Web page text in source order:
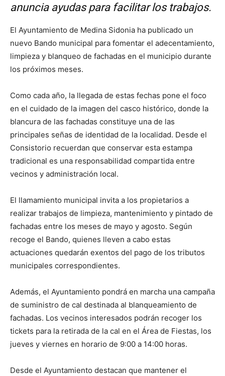
anuncia ayudas para facilitar los trabajos.
El Ayuntamiento de Medina Sidonia ha publicado un
nuevo Bando municipal para fomentar el adecentamiento,
limpieza y blanqueo de fachadas en el municipio durante
los próximos meses.
Como cada año, la llegada de estas fechas pone el foco
en el cuidado de la imagen del casco histórico, donde la
blancura de las fachadas constituye una de las
principales señas de identidad de la localidad. Desde el
Consistorio recuerdan que conservar esta estampa
tradicional es una responsabilidad compartida entre
vecinos y administración local.
El llamamiento municipal invita a los propietarios a
realizar trabajos de limpieza, mantenimiento y pintado de
fachadas entre los meses de mayo y agosto. Según
recoge el Bando, quienes lleven a cabo estas
actuaciones quedarán exentos del pago de los tributos
municipales correspondientes.
Además, el Ayuntamiento pondrá en marcha una campaña
de suministro de cal destinada al blanqueamiento de
fachadas. Los vecinos interesados podrán recoger los
tickets para la retirada de la cal en el Área de Fiestas, los
jueves y viernes en horario de 9:00 a 14:00 horas.
Desde el Ayuntamiento destacan que mantener el